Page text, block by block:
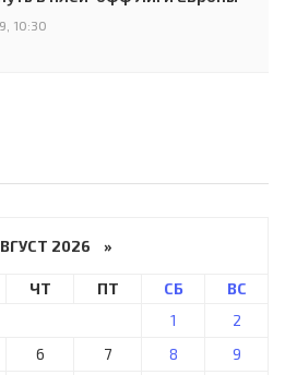
10:30
2026 »
ЧТ ПТ СБ
ВС
1
2
6 7 8
9